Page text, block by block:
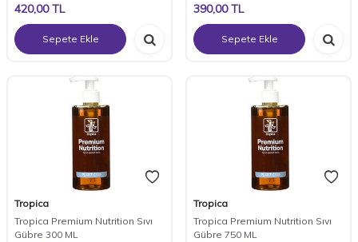
420,00TL
Sepete Ekle
390,00TL
Sepete Ekle
Tropica
Tropica Premium Nutrition Sıvı
Gübre 300 ML
Tropica
Tropica Premium Nutrition Sıvı
Gübre 750 ML